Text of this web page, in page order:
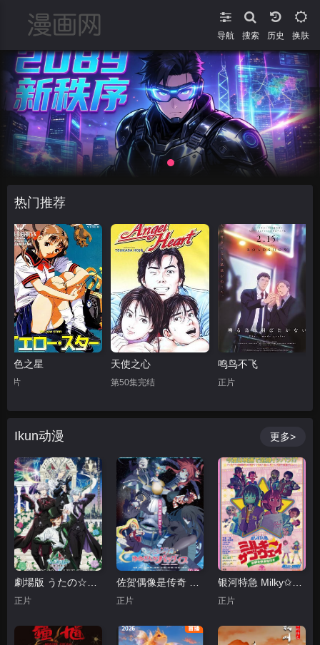
导航 搜索 换肤
热门推荐
黄色之星
正片
天使之心
第50集完结
鸣鸟不飞
正片
Ikun动漫 更多>
劇場版 うたの☆プリンスさまっ♪ TABOO NIGHT XXXX
正片
佐贺偶像是传奇 梦想银河乐园
正片
银河特急 Milky✩Subway 各站停车前往剧场
正片